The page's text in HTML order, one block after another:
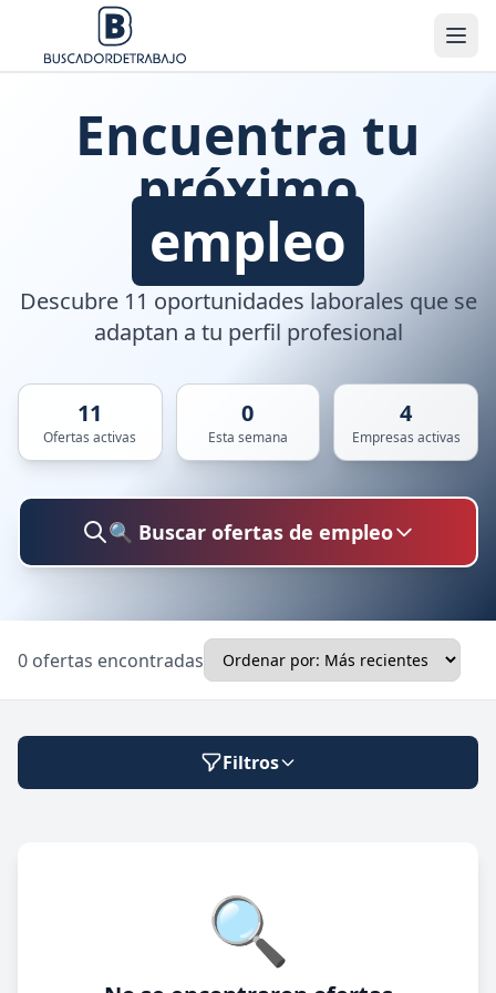
Encuentra tu
próximo
empleo
Descubre 11 oportunidades laborales que se
adaptan a tu perfil profesional
11
Ofertas activas
0
Esta semana
4
Empresas activas
🔍 Buscar ofertas de empleo
Ubicación
🔍 Buscar
0 ofertas encontradas
Filtros
Modalidad de trabajo🔍